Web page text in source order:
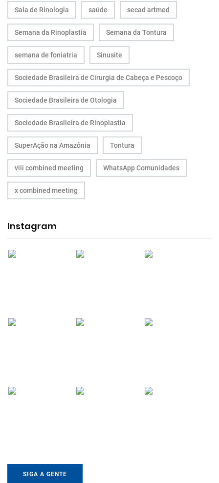
Sala de Rinologia saúde secad artmed
Semana da Rinoplastia Semana da Tontura
semana de foniatria Sinusite
Sociedade Brasileira de Cirurgia de Cabeça e Pescoço
Sociedade Brasileira de Otologia
Sociedade Brasileira de Rinoplastia
SuperAção na Amazônia Tontura
viii combined meeting WhatsApp Comunidades
x combined meeting
Instagram
SIGA A GENTE